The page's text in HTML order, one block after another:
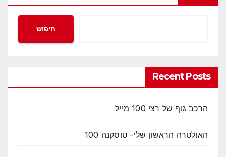
חיפוש
Recent Posts
הרכב גוף של רצי 100 מייל
האולטרה הראשון שלי- טוסקנה 100